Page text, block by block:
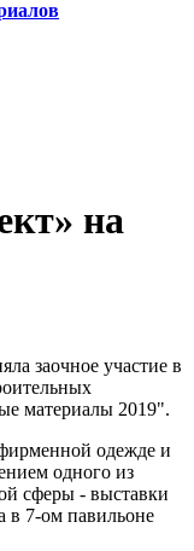
на
заочное участие в
материалы 2019".
одежде и
одного из
сферы - выставки
в 7-ом павильоне